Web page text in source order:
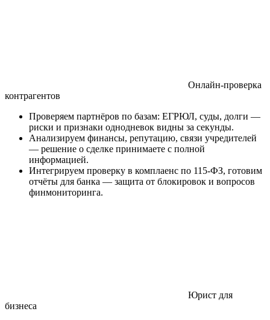
Онлайн‑проверка
контрагентов
Проверяем партнёров по базам: ЕГРЮЛ, суды, долги —
риски и признаки однодневок видны за секунды.
Анализируем финансы, репутацию, связи учредителей
— решение о сделке принимаете с полной
информацией.
Интегрируем проверку в комплаенс по 115-ФЗ, готовим
отчёты для банка — защита от блокировок и вопросов
финмониторинга.
Юрист для
бизнеса